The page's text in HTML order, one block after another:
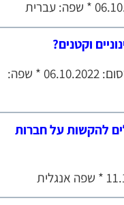
וקטנים?
מקור: Financial Express * תאריך פרסום: 06.10.2022 * שפה:
להקשות על חברות